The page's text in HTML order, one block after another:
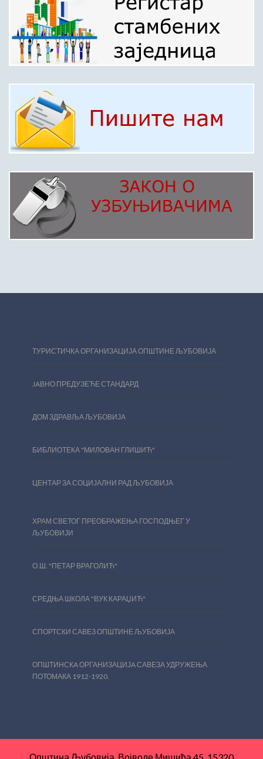
ТУРИСТИЧКА ОРГАНИЗАЦИЈА ОПШТИНЕ ЉУБОВИЈА
JAВНО ПРЕДУЗЕЋЕ СТАНДАРД
ДОМ ЗДРАВЉА ЉУБОВИЈА
БИБЛИОТЕКА "МИЛОВАН ГЛИШИЋ"
ЦЕНТАР ЗА СОЦИЈАЛНИ РАД ЉУБОВИЈА
ХРАМ СВЕТОГ ПРЕОБРАЖЕЊА ГОСПОДЊЕГ У
ЉУБОВИЈИ
О.Ш. "ПЕТАР ВРАГОЛИЋ"
СРЕДЊА ШКОЛА "ВУК КАРАЏИЋ"
СПОРТСКИ САВЕЗ ОПШТИНЕ ЉУБОВИЈА
ОПШТИНСКA ОРГАНИЗАЦИЈA САВЕЗА УДРУЖЕЊА
ПОТОМАКА 1912-1920.